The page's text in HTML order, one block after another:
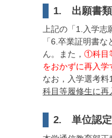
1. 出願書類
上記の「1.入学
「6.卒業証明書
ん。また， ①科目
をおかずに再入
なお，入学選考
科目等履修生に
2. 単位認定